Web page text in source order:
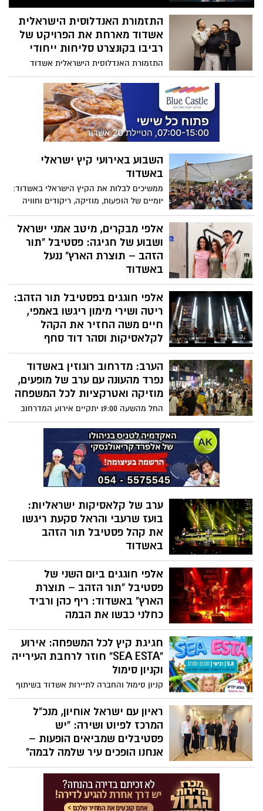
החדשה והימים הנוראים, הרשות העירונית
לחוסן וביטחון קהילתי אשדוד "מהות" מזמינה
את תושבי העיר לערב מיוחד של התלכדות,
חיזוק והתעוררות.
התזמורת האנדלוסית הישראלית
אשדוד מארחת את הפרויקט של
רביבו בקונצרט סליחות ייחודי
התזמורת האנדלוסית הישראלית אשדוד
מארחת את הפרויקט של רביבו בקונצרט
סליחות ייחודי פיוטי סליחות עתיקים לצד
קלאסיקות ישראליות ושירים בני זמננו,
בעיבודים תזמורתיים חדשים המפגישים בין
המסורת האנדלוסית, המוזיקה הים־תיכונית
והצליל הישראלי ניצוח: רועי אזולאי ניהול
בהיכל התרבות שדות נגב
השבוע באירועי קיץ ישראלי
באשדוד
ממשיכים לבלות את הקיץ הישראלי באשדוד:
יומיים של הופעות, מוזיקה, ריקודים וחוויה
לכל המשפחה בפארק אשדוד ים
אלפי מבקרים, מיטב אמני ישראל
ושבוע של חגיגה: פסטיבל "תור
הזהב – תוצרת הארץ" ננעל
באשדוד
פסטיבל "תור הזהב – תוצרת הארץ" ננעל
לאחר שבוע של חגיגה ישראלית גדולה,
שהביאה לאשדוד אלפי מבקרים מכל רחבי
הארץ והפכה את העיר למוקד של מוזיקה,
תרבות ויצירה ישראלית.
אלפי חוגגים בפסטיבל תור הזהב:
ריטה ושירי מימון ריגשו באמפי,
חיים משה החזיר את הקהל
לקלאסיקות וסהר דוד סחף
בחגיגת שורשים
פסטיבל תור הזהב – תוצרת הארץ נמשך
אמש (חמישי) באשדוד עם שלושה מופעים
מרכזיים שהציגו את העושר המוזיקלי של
התרבות הישראלית. אלפי צופים גדשו את
הבלדות הגדולות של המוזיקה הישראלית,
דרך חאפלה ים תיכונית ועד למפגש מסקרן
בין מסורות מוזיקליות מתימן ומרוקו.
הערב: מדרחוב רוגוזין באשדוד
נפרד מהעונה עם ערב של מופעים,
מוזיקה ואטרקציות לכל המשפחה
החל מהשעה 19:00 יתקיים אירוע המדרחוב
האחרון של הקיץ בשדרות רוגוזין, עם מופעי
מוזיקה, מתחמי ילדים, סדנאות יצירה, אמני
רחוב, דוכני מזון והכניסה חופשית
ערב של קלאסיקות ישראליות:
בועז שרעבי והראל סקעת ריגשו
את קהל פסטיבל תור הזהב
באשדוד
מאות צופים מילאו את האולם ושרו יחד עם
בועז שרעבי את להיטיו הגדולים מכל
התקופות. הראל סקעת הצטרף כאורח מיוחד
לערב מוזיקלי מרגש, שהפך לאחד מרגעי
השיא של פסטיבל תור הזהב – תוצרת הארץ.
אלפי חוגגים ביום השני של
פסטיבל "תור הזהב – תוצרת
הארץ" באשדוד: ריף כהן ורביד
כחלני כבשו את הבמה
ערב נוסף של מוזיקה ישראלית, פיוט,
סטנד־אפ ותרבות משך קהל רב לפסטיבל.
חגיגת קיץ לכל המשפחה: אירוע
"SEA ESTA" חוזר לרחבת העירייה
וקניון סימול
קניון סימול והחברה לתיירות אשדוד בשיתוף
העירייה מזמינים את תושבי העיר לאחה"צ
שכולו פעילויות, מתנפחים, יריד אומנים ומופע
הילדים של "נתי הגעתי הופעתי". הכניסה
חופשית!
ראיון עם ישראל אוחיון, מנכ"ל
המרכז לפיוט ושירה: "יש
פסטיבלים שמביאים הופעות –
אנחנו הופכים עיר שלמה לבמה"
לכבטד פסטיבל תור הזהב באשדוד, שנערך
בין 3 ל־11 באוגוסט, שוחחנו עם ישראל אוחיון,
מנכ"ל המרכז לפיוט ושירה ומנהל הפסטיבל,
על מקומו של הפיוט בתרבות הישראלית,